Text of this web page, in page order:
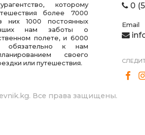
которому
более 7000
них 1000 постоянных
нам заботы о
полете, и 6000
обязательно к нам
своего
или путешествия.
0
Email
Все права защищены.